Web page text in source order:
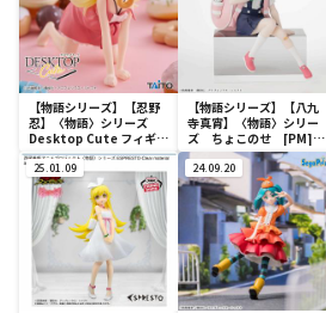
【物語シリーズ】【忍野
忍】〈物語〉シリーズ
Desktop Cute フィギュ
ア 忍野忍
【物語シリーズ】【八九
寺真宵】〈物語〉シリー
ズ ちょこのせ [PM]フ
ィギュア“八九寺真宵”
25.01.09 24.09.20